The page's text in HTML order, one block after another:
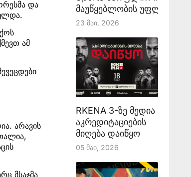
და
ამ
არავის
მსაჯმა
მაუწყებლობის უფლებას
23 Მაი, 2026
RKENA 3-ზე მედია
აკრედიტაციების
მიღება დაიწყო
05 Მაი, 2026